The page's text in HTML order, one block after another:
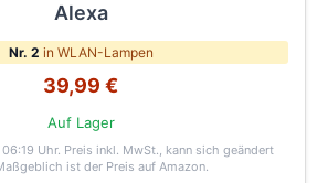
Alexa
Nr. 2 in WLAN-Lampen
39,99 €
Auf Lager
Uhr. Preis inkl. MwSt., kann sich geändert
ist der Preis auf Amazon.